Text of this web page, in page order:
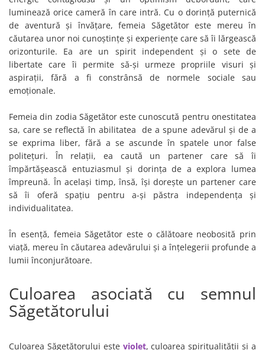
luminează orice cameră în care intră. Cu o dorință puternică
de aventură și învățare, femeia Săgetător este mereu în
căutarea unor noi cunoștințe și experiențe care să îi lărgească
orizonturile. Ea are un spirit independent și o sete de
libertate care îi permite să-și urmeze propriile visuri și
aspirații, fără a fi constrânsă de normele sociale sau
emoționale.
Femeia din zodia Săgetător este cunoscută pentru onestitatea
sa, care se reflectă în abilitatea de a spune adevărul și de a
se exprima liber, fără a se ascunde în spatele unor false
politețuri. În relații, ea caută un partener care să îi
împărtășească entuziasmul și dorința de a explora lumea
împreună. În același timp, însă, își dorește un partener care
să îi oferă spațiu pentru a-și păstra independența și
individualitatea.
În esență, femeia Săgetător este o călătoare neobosită prin
viață, mereu în căutarea adevărului și a înțelegerii profunde a
lumii înconjurătoare.
Culoarea asociată cu semnul
Săgetătorului
Culoarea Săgetătorului este violet, culoarea spiritualității și a